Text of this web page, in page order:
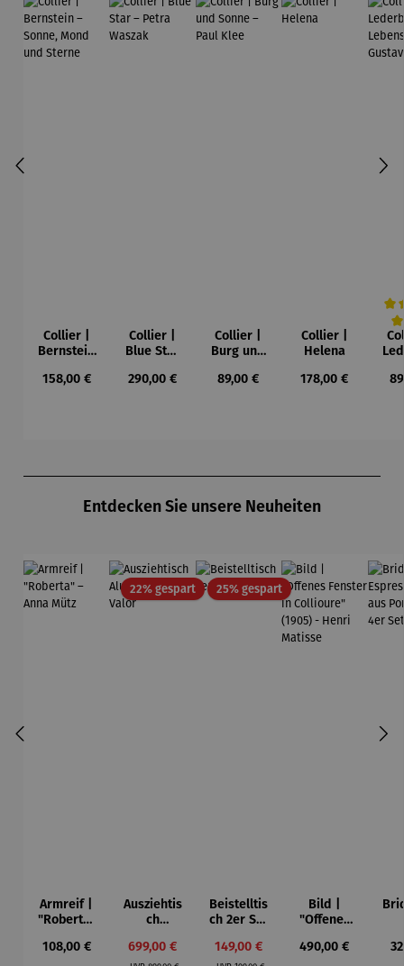
Collier |
Bernstein
Mond und
Regulärer Preis:
158,00 €
Collier |
Blue Star
Waszak
Regulärer Preis:
290,00 €
Collier |
Burg und
Paul Klee
Regulärer Preis:
89,00 €
Collier |
Helena
Regulärer Preis:
178,00 €
Entdecken Sie unsere Neuheiten
Armreif |
"Roberta"
Mütz
Regulärer Preis:
108,00 €
22% gespartRabatt
Ausziehtis
ch
– Valor
Verkaufspreis:
699,00 €
Regulärer Preis:
25% gespartRabatt
Beistelltis
ch 2er Set
Verkaufspreis:
149,00 €
Regulärer Preis:
Bild |
"Offenes
Collioure"
Regulärer Preis:
490,00 €